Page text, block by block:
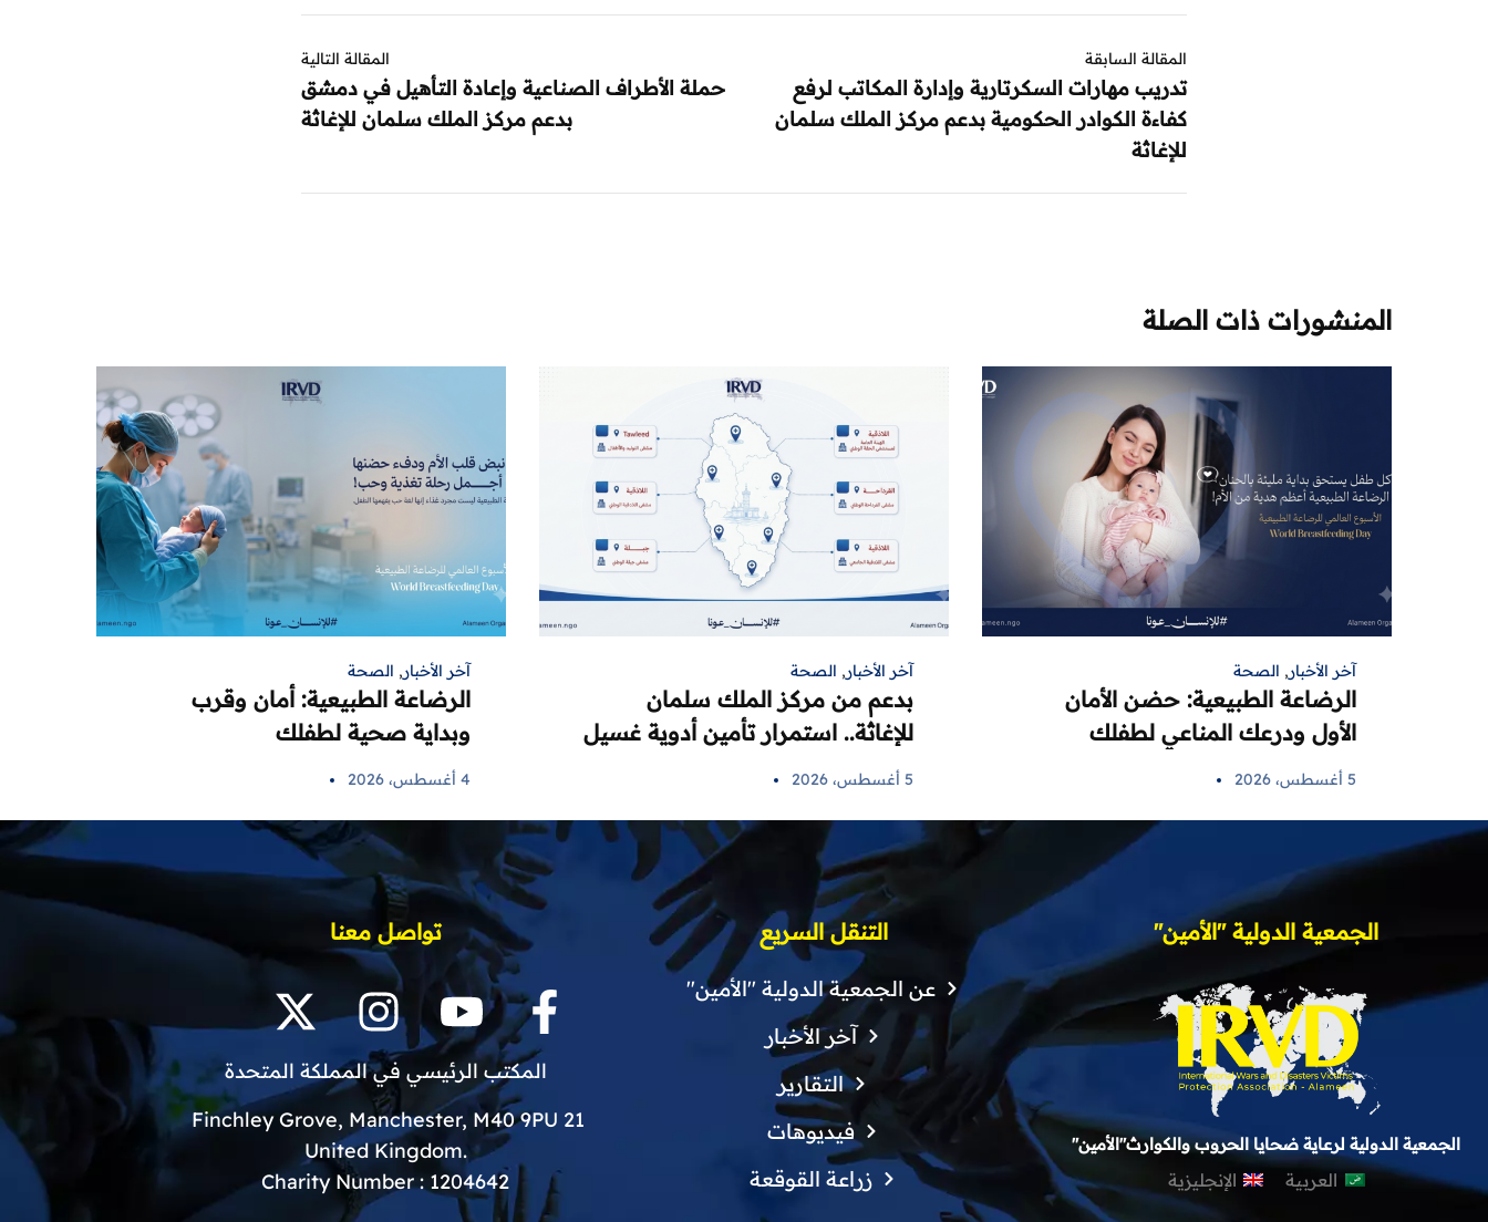
المقالة السابقة
تدريب مهارات السكرتارية وإدارة المكاتب لرفع
كفاءة الكوادر الحكومية بدعم مركز الملك سلمان
للإغاثة
المقالة التالية
حملة الأطراف الصناعية وإعادة التأهيل في دمشق
بدعم مركز الملك سلمان للإغاثة
المنشورات ذات الصلة
آخر الأخبار, الصحة
الرضاعة الطبيعية: حضن الأمان
الأول ودرعك المناعي لطفلك
5 أغسطس، 2026
آخر الأخبار, الصحة
بدعم من مركز الملك سلمان
للإغاثة.. استمرار تأمين أدوية غسيل
5 أغسطس، 2026
آخر الأخبار, الصحة
الرضاعة الطبيعية: أمان وقرب
وبداية صحية لطفلك
4 أغسطس، 2026
الجمعية الدولية "الأمين"
الجمعية الدولية لرعاية ضحايا الحروب والكوارث"الأمين"
العربية الإنجليزية
التنقل السريع
عن الجمعية الدولية "الأمين"
آخر الأخبار
التقارير
فيديوهات
زراعة القوقعة
تواصل معنا
المكتب الرئيسي في المملكة المتحدة
21 Finchley Grove, Manchester, M40 9PU
.United Kingdom
Charity Number : 1204642